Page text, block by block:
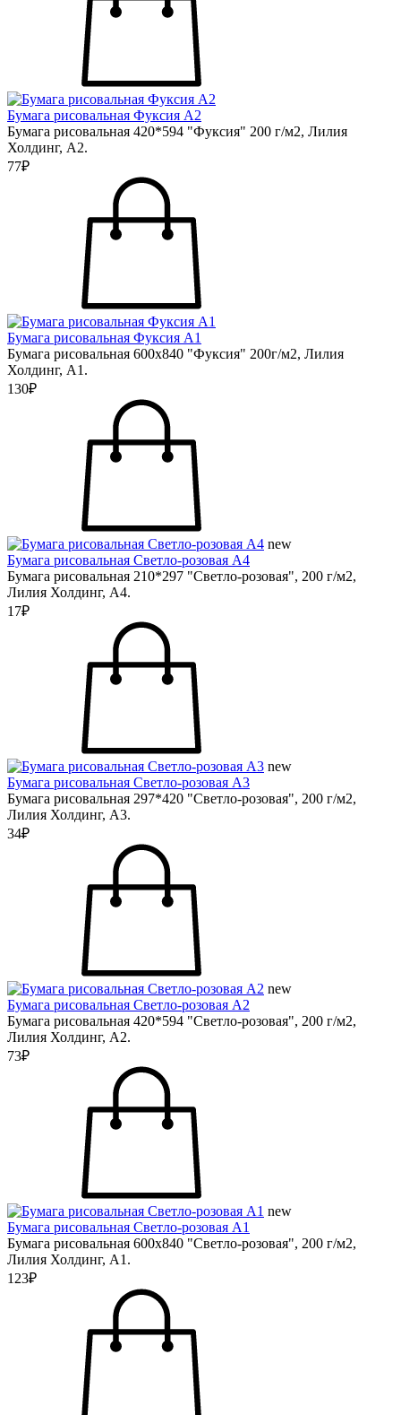
Бумага рисовальная Фуксия А2
Бумага рисовальная 420*594 "Фуксия" 200 г/м2, Лилия
Холдинг, А2.
77₽
Бумага рисовальная Фуксия А1
Бумага рисовальная 600х840 "Фуксия" 200г/м2, Лилия
Холдинг, А1.
130₽
new
Бумага рисовальная Светло-розовая А4
Бумага рисовальная 210*297 "Светло-розовая", 200 г/м2,
Лилия Холдинг, А4.
17₽
new
Бумага рисовальная Светло-розовая А3
Бумага рисовальная 297*420 "Светло-розовая", 200 г/м2,
Лилия Холдинг, А3.
34₽
new
Бумага рисовальная Светло-розовая А2
Бумага рисовальная 420*594 "Светло-розовая", 200 г/м2,
Лилия Холдинг, А2.
73₽
new
Бумага рисовальная Светло-розовая А1
Бумага рисовальная 600х840 "Светло-розовая", 200 г/м2,
Лилия Холдинг, А1.
123₽